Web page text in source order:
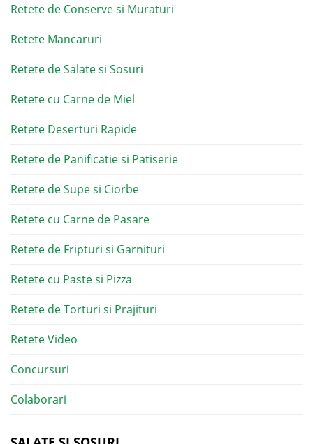
Retete de Conserve si Muraturi
Retete Mancaruri
Retete de Salate si Sosuri
Retete cu Carne de Miel
Retete Deserturi Rapide
Retete de Panificatie si Patiserie
Retete de Supe si Ciorbe
Retete cu Carne de Pasare
Retete de Fripturi si Garnituri
Retete cu Paste si Pizza
Retete de Torturi si Prajituri
Retete Video
Concursuri
Colaborari